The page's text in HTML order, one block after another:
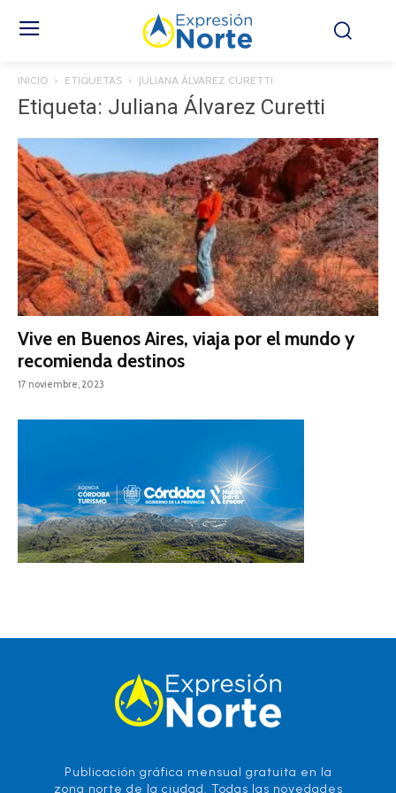
INICIO ETIQUETAS JULIANA ÁLVAREZ CURETTI
Etiqueta: Juliana Álvarez Curetti
Vive en Buenos Aires, viaja por el mundo y
recomienda destinos
17 noviembre, 2023
Publicación gráfica mensual gratuita en la
zona norte de la ciudad. Todas las novedades